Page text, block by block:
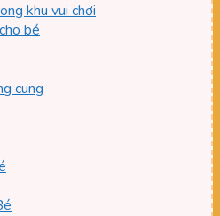
khu vui chơi
bé
cung